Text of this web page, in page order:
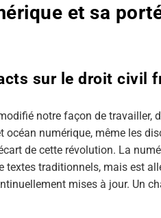
et sa
sur le droit civil
notre façon de travailler,
océan numérique, même les
de cette révolution. La
traditionnels, mais est
mises à jour. Un